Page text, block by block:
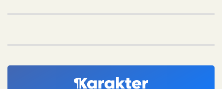
(ahogy ő mondja, „második lakást”)
üzemeltetni, ahol a következő éveit töltheti.